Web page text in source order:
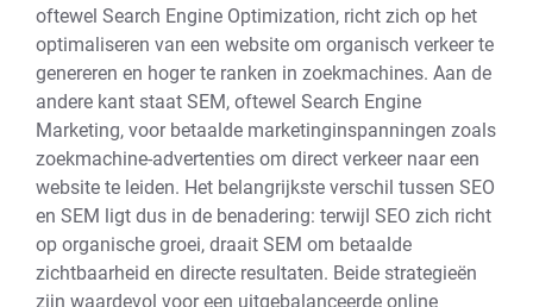
oftewel Search Engine Optimization, richt zich op het
optimaliseren van een website om organisch verkeer te
genereren en hoger te ranken in zoekmachines. Aan de
andere kant staat SEM, oftewel Search Engine
Marketing, voor betaalde marketinginspanningen zoals
zoekmachine-advertenties om direct verkeer naar een
website te leiden. Het belangrijkste verschil tussen SEO
en SEM ligt dus in de benadering: terwijl SEO zich richt
op organische groei, draait SEM om betaalde
zichtbaarheid en directe resultaten. Beide strategieën
zijn waardevol voor een uitgebalanceerde online